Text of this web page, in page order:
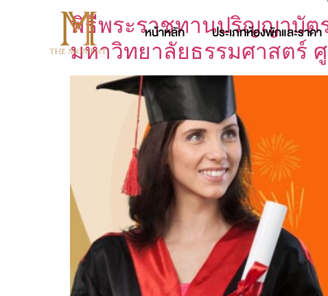
หน้าหลัก ประเภทห้องพักและราคา
พิธีพระราชทานปริญญาบัต
มหาวิทยาลัยธรรมศาสตร์